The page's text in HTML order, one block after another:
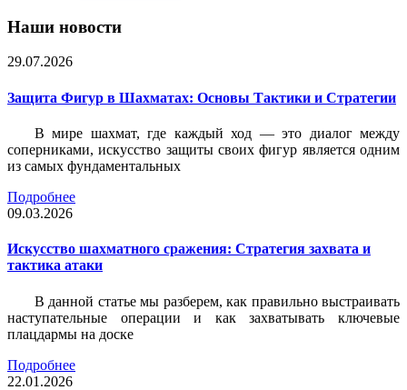
Наши новости
29.07.2026
Защита Фигур в Шахматах: Основы Тактики и Стратегии
В мире шахмат, где каждый ход — это диалог между
соперниками, искусство защиты своих фигур является одним
из самых фундаментальных
Подробнее
09.03.2026
Искусство шахматного сражения: Стратегия захвата и
тактика атаки
В данной статье мы разберем, как правильно выстраивать
наступательные операции и как захватывать ключевые
плацдармы на доске
Подробнее
22.01.2026